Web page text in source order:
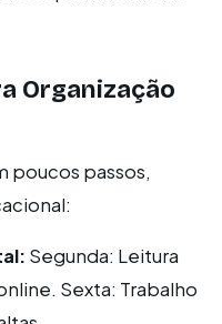
Organização
poucos passos,
Segunda: Leitura
Sexta: Trabalho